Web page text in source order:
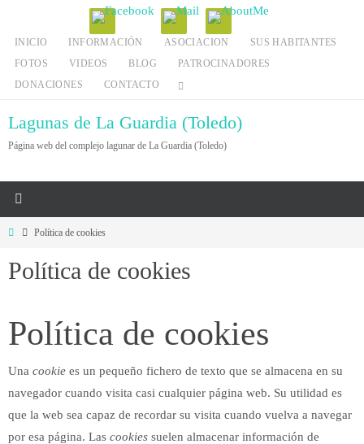
contenido
INICIO INFORMACIÓN ASOCIACION
SUS HABITANTES
FOTOS
VIDEOS BLOG
PATROCINADORES
DONACIONES
CONTACTO
Lagunas de La Guardia (Toledo)
Página web del complejo lagunar de La Guardia (Toledo)
InicioPolítica de cookies
Política de cookies
Política de cookies
Una cookie es un pequeño fichero de texto que se almacena en su
navegador cuando visita casi cualquier página web. Su utilidad es
que la web sea capaz de recordar su visita cuando vuelva a navegar
por esa página. Las cookies suelen almacenar información de